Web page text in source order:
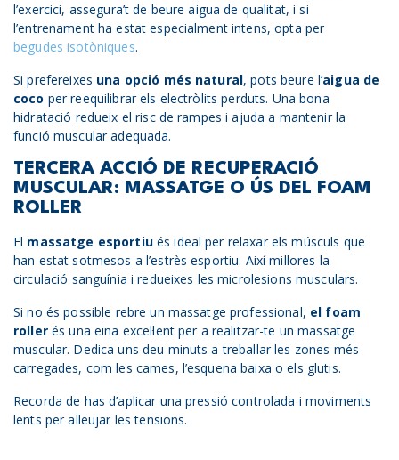
l’exercici, assegura’t de beure aigua de qualitat, i si
l’entrenament ha estat especialment intens, opta per
begudes isotòniques.
Si prefereixes una opció més natural, pots beure l’aigua de
coco per reequilibrar els electròlits perduts. Una bona
hidratació redueix el risc de rampes i ajuda a mantenir la
funció muscular adequada.
TERCERA ACCIÓ DE RECUPERACIÓ
MUSCULAR: MASSATGE O ÚS DEL FOAM
ROLLER
El massatge esportiués ideal per relaxar els músculs que
han estat sotmesos a l’estrès esportiu. Així millores la
circulació sanguínia i redueixes les microlesions musculars.
Si no és possible rebre un massatge professional, el foam
rollerés una eina excel·lent per a realitzar-te un massatge
muscular. Dedica uns deu minuts a treballar les zones més
carregades, com les cames, l’esquena baixa o els glutis.
Recorda de has d’aplicar una pressió controlada i moviments
lents per alleujar les tensions.